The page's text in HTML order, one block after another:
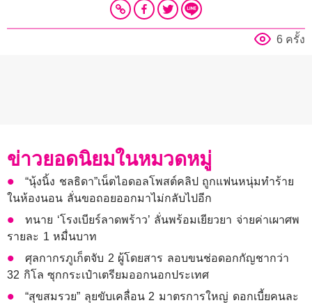
6 ครั้ง
ข่าวยอดนิยมในหมวดหมู่
“นุ้งนิ้ง ชลธิดา”เน็ตไอดอลโพสต์คลิป ถูกแฟนหนุ่มทำร้าย
ในห้องนอน ลั่นขอถอยออกมาไม่กลับไปอีก
ทนาย ‘โรงเบียร์ลาดพร้าว’ ลั่นพร้อมเยียวยา จ่ายค่าเผาศพ
รายละ 1 หมื่นบาท
ศุลกากรภูเก็ตจับ 2 ผู้โดยสาร ลอบขนช่อดอกกัญชากว่า
32 กิโล ซุกกระเป๋าเตรียมออกนอกประเทศ
“สุขสมรวย” ลุยขับเคลื่อน 2 มาตรการใหญ่ ดอกเบี้ยคนละ